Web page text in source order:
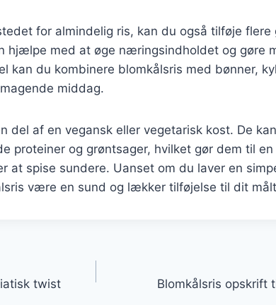
for almindelig ris, kan du også tilføje flere
hjælpe med at øge næringsindholdet og gøre
kan du kombinere blomkålsris med bønner,
middag.
del af en vegansk eller vegetarisk kost. De
proteiner og grøntsager, hvilket gør dem til en
at spise sundere. Uanset om du laver en
være en sund og lækker tilføjelse til dit
twist Blomkålsris opskrift